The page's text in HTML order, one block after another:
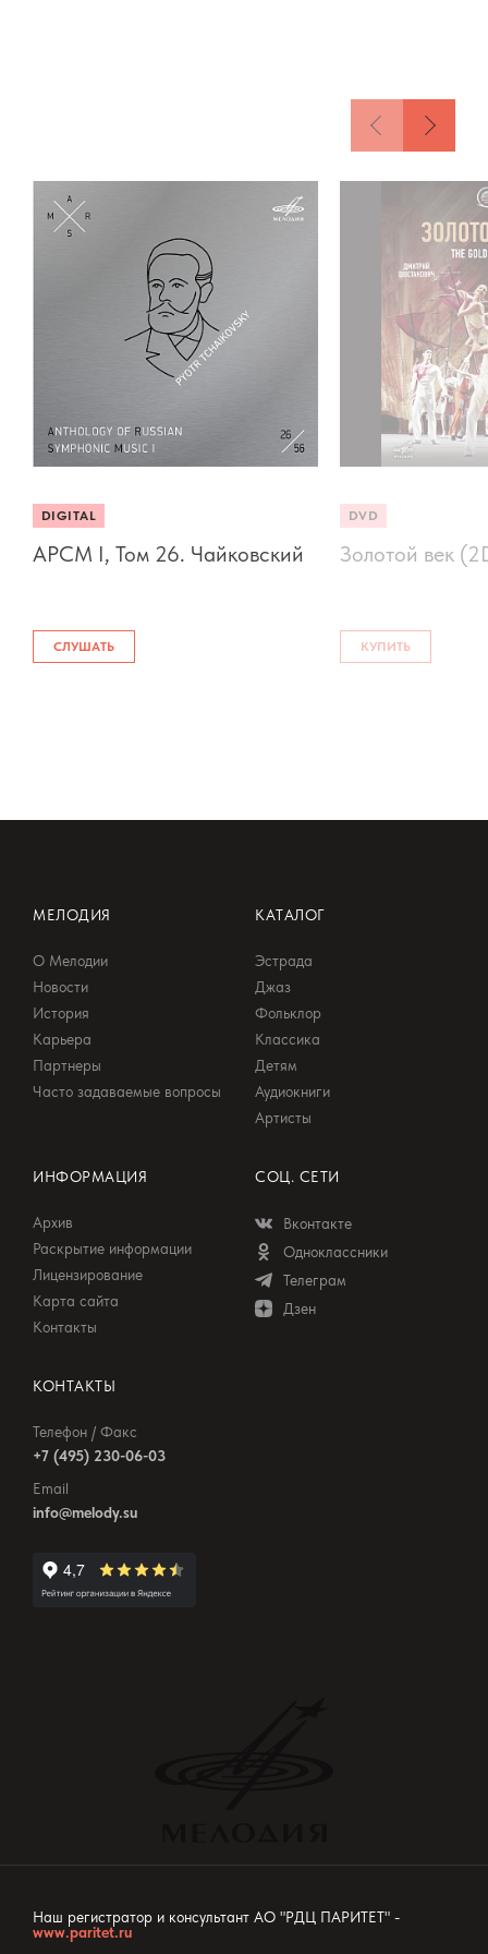
DIGITAL
АРСМ I, Том 26. Чайковский
СЛУШАТЬ
DVD
Золотой век
КУПИТЬ
МЕЛОДИЯ
О Мелодии
Новости
История
Карьера
Партнеры
Часто задаваемые вопросы
КАТАЛОГ
Эстрада
Джаз
Фольклор
Классика
Детям
Аудиокниги
Артисты
ИНФОРМАЦИЯ
Архив
Раскрытие информации
Лицензирование
Карта сайта
Контакты
СОЦ. СЕТИ
Вконтакте
Одноклассники
Телеграм
Дзен
КОНТАКТЫ
Телефон / Факс
+7 (495) 230-06-03
Email
info@melody.su
Наш регистратор и консультант АО "РДЦ ПАРИТЕТ" -
www.paritet.ru